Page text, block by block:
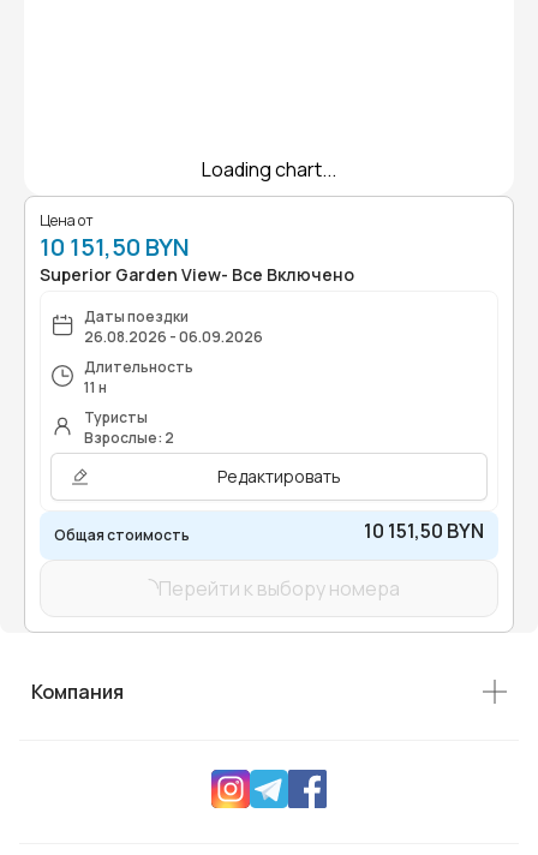
Loading chart...
Цена от
10 151,50 BYN
Superior Garden View- Все Включено
Даты поездки
26.08.2026 - 06.09.2026
Длительность
11 н
Туристы
Взрослые: 2
Редактировать
Общая стоимость 10 151,50 BYN
Перейти к выбору номера
Компания